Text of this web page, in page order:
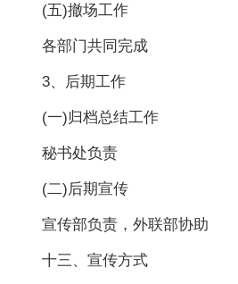
(五)撤场工作
各部门共同完成
3、后期工作
(一)归档总结工作
秘书处负责
(二)后期宣传
宣传部负责，外联部协助
十三、宣传方式